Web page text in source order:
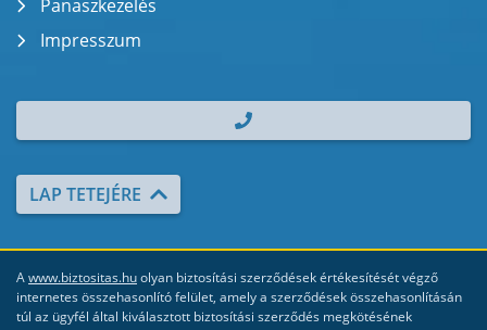
Panaszkezelés
Impresszum
| TEL.: +36 70 700 2000
LAP TETEJÉRE
Awww.biztositas.huolyan biztosítási szerződések értékesítését végző
internetes összehasonlító felület, amely a szerződések összehasonlításán
túl az ügyfél által kiválasztott biztosítási szerződés megkötésének